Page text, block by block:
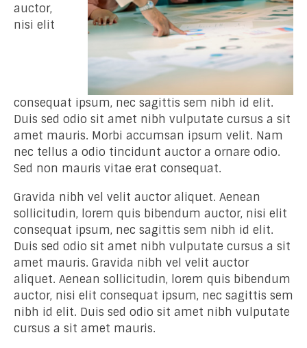
auctor,
nisi elit
consequat ipsum, nec sagittis sem nibh id elit.
Duis sed odio sit amet nibh vulputate cursus a sit
amet mauris. Morbi accumsan ipsum velit. Nam
nec tellus a odio tincidunt auctor a ornare odio.
Sed non mauris vitae erat consequat.
Gravida nibh vel velit auctor aliquet. Aenean
sollicitudin, lorem quis bibendum auctor, nisi elit
consequat ipsum, nec sagittis sem nibh id elit.
Duis sed odio sit amet nibh vulputate cursus a sit
amet mauris. Gravida nibh vel velit auctor
aliquet. Aenean sollicitudin, lorem quis bibendum
auctor, nisi elit consequat ipsum, nec sagittis sem
nibh id elit. Duis sed odio sit amet nibh vulputate
cursus a sit amet mauris.